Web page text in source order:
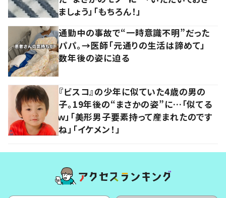
ましょう」「もちろん！」
通勤中の事故で“一時意識不明”だった
パパ。→医師「元通りの生活は諦めて」
数年後の姿に迫る
『ビスコ』の少年に似ていた4歳の男の
子。19年後の“まさかの姿”に…「似てる
ｗ」「美形男子要素持って産まれたのです
ね」「イケメン！」